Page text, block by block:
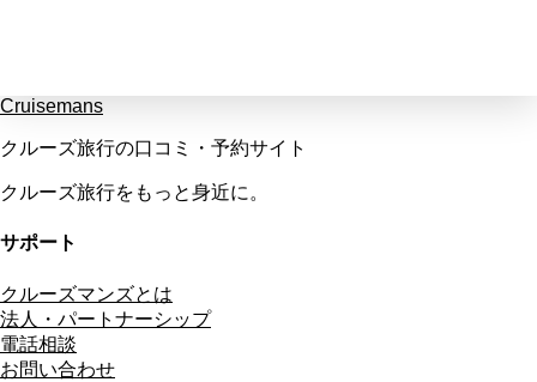
Cruisemans
クルーズ旅行の口コミ・予約サイト
クルーズ旅行をもっと身近に。
サポート
クルーズマンズとは
法人・パートナーシップ
電話相談
お問い合わせ